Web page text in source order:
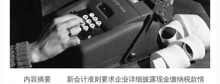
内容摘要 新会计准则要求企业详细披露现金缴纳税款情